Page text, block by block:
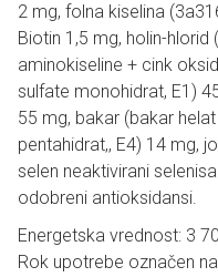
2 mg, folna kiselina
Biotin 1,5 mg, holin-
aminokiseline + cink
sulfate monohidrat, E1)
55 mg, bakar (bakar
pentahidrat,, E4) 14 mg,
selen neaktivirani
odobreni antioksidansi.
Energetska vrednost: 3
Rok upotrebe označen